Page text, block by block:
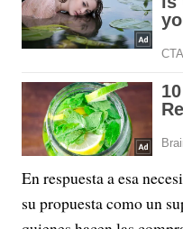
En respuesta a esa
su propuesta como un